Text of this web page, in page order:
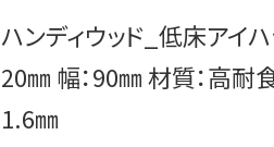
ハンディウッド_低床アイ
20㎜ 幅：90㎜ 材質：高耐
1.6㎜